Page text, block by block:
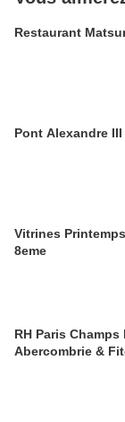
Restaurant
Pont Alexandre III
Vitrines
8eme
RH Paris Champs
Abercombrie &